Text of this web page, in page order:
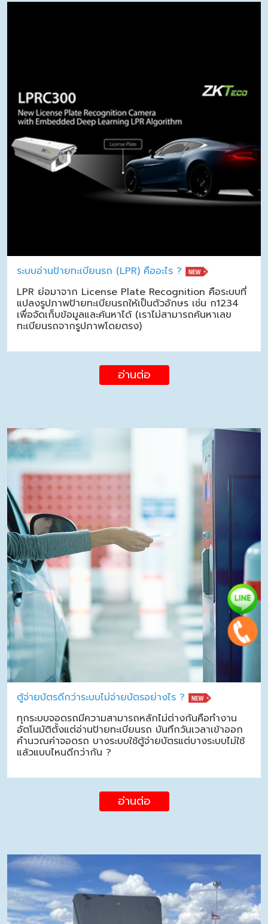
ระบบอ่านป้ายทะเบียนรถ (LPR) คืออะไร ?
LPR ย่อมาจาก License Plate Recognition คือระบบที่
แปลงรูปภาพป้ายทะเบียนรถให้เป็นตัวอักษร เช่น ก1234
เพื่อจัดเก็บข้อมูลและค้นหาได้ (เราไม่สามารถค้นหาเลข
ทะเบียนรถจากรูปภาพโดยตรง)
อ่านต่อ
ตู้จ่ายบัตรดีกว่าระบบไม่จ่ายบัตรอย่างไร ?
ทุกระบบจอดรถมีความสามารถหลักไม่ต่างกันคือทำงาน
อัตโนมัติตั้งแต่อ่านป้ายทะเบียนรถ บันทึกวันเวลาเข้าออก
คำนวณค่าจอดรถ บางระบบใช้ตู้จ่ายบัตรแต่บางระบบไม่ใช้
แล้วแบบไหนดีกว่ากัน ?
อ่านต่อ